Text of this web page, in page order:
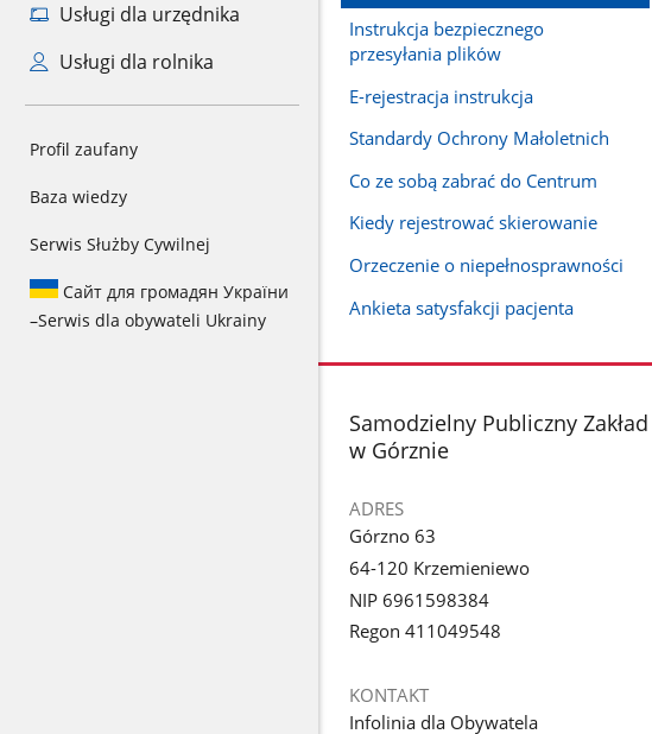
Usługi dla urzędnika
Usługi dla rolnika
Profil zaufany
Baza wiedzy
Serwis Służby Cywilnej
Сайт для громадян України
–Serwis dla obywateli Ukrainy
Instrukcja bezpiecznego
przesyłania plików
E-rejestracja instrukcja
Standardy Ochrony Małoletnich
Co ze sobą zabrać do Centrum
Kiedy rejestrować skierowanie
Orzeczenie o niepełnosprawności
Ankieta satysfakcji pacjenta
stopka
Samodzielny Publiczny
w Górznie
ADRES
Górzno 63
64-120 Krzemieniewo
NIP 6961598384
Regon 411049548
KONTAKT
Infolinia dla Obywatela